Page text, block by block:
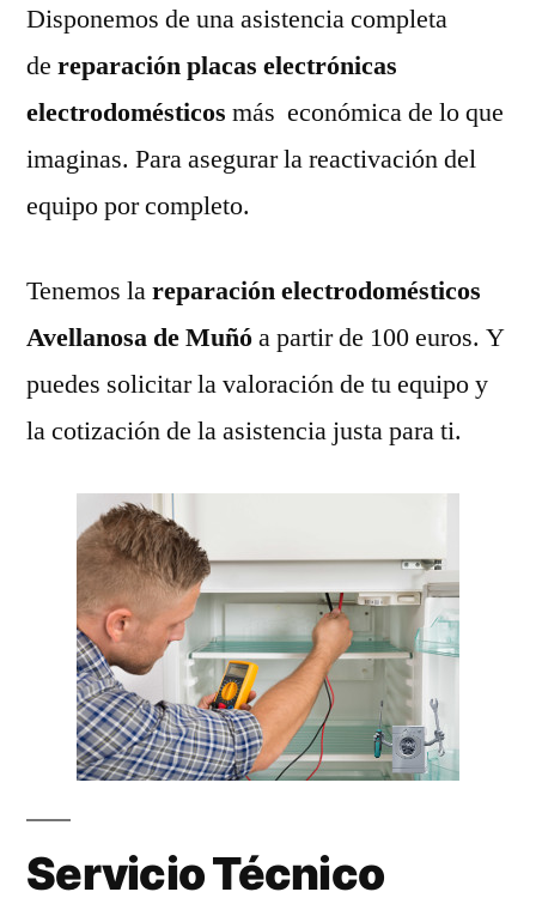
Disponemos de una asistencia completa
de reparación placas electrónicas
electrodomésticos más económica de lo que
imaginas. Para asegurar la reactivación del
equipo por completo.
Tenemos lareparación electrodomésticos
Avellanosa de Muñóa partir de 100 euros. Y
puedes solicitar la valoración de tu equipo y
la cotización de la asistencia justa para ti.
Servicio Técnico